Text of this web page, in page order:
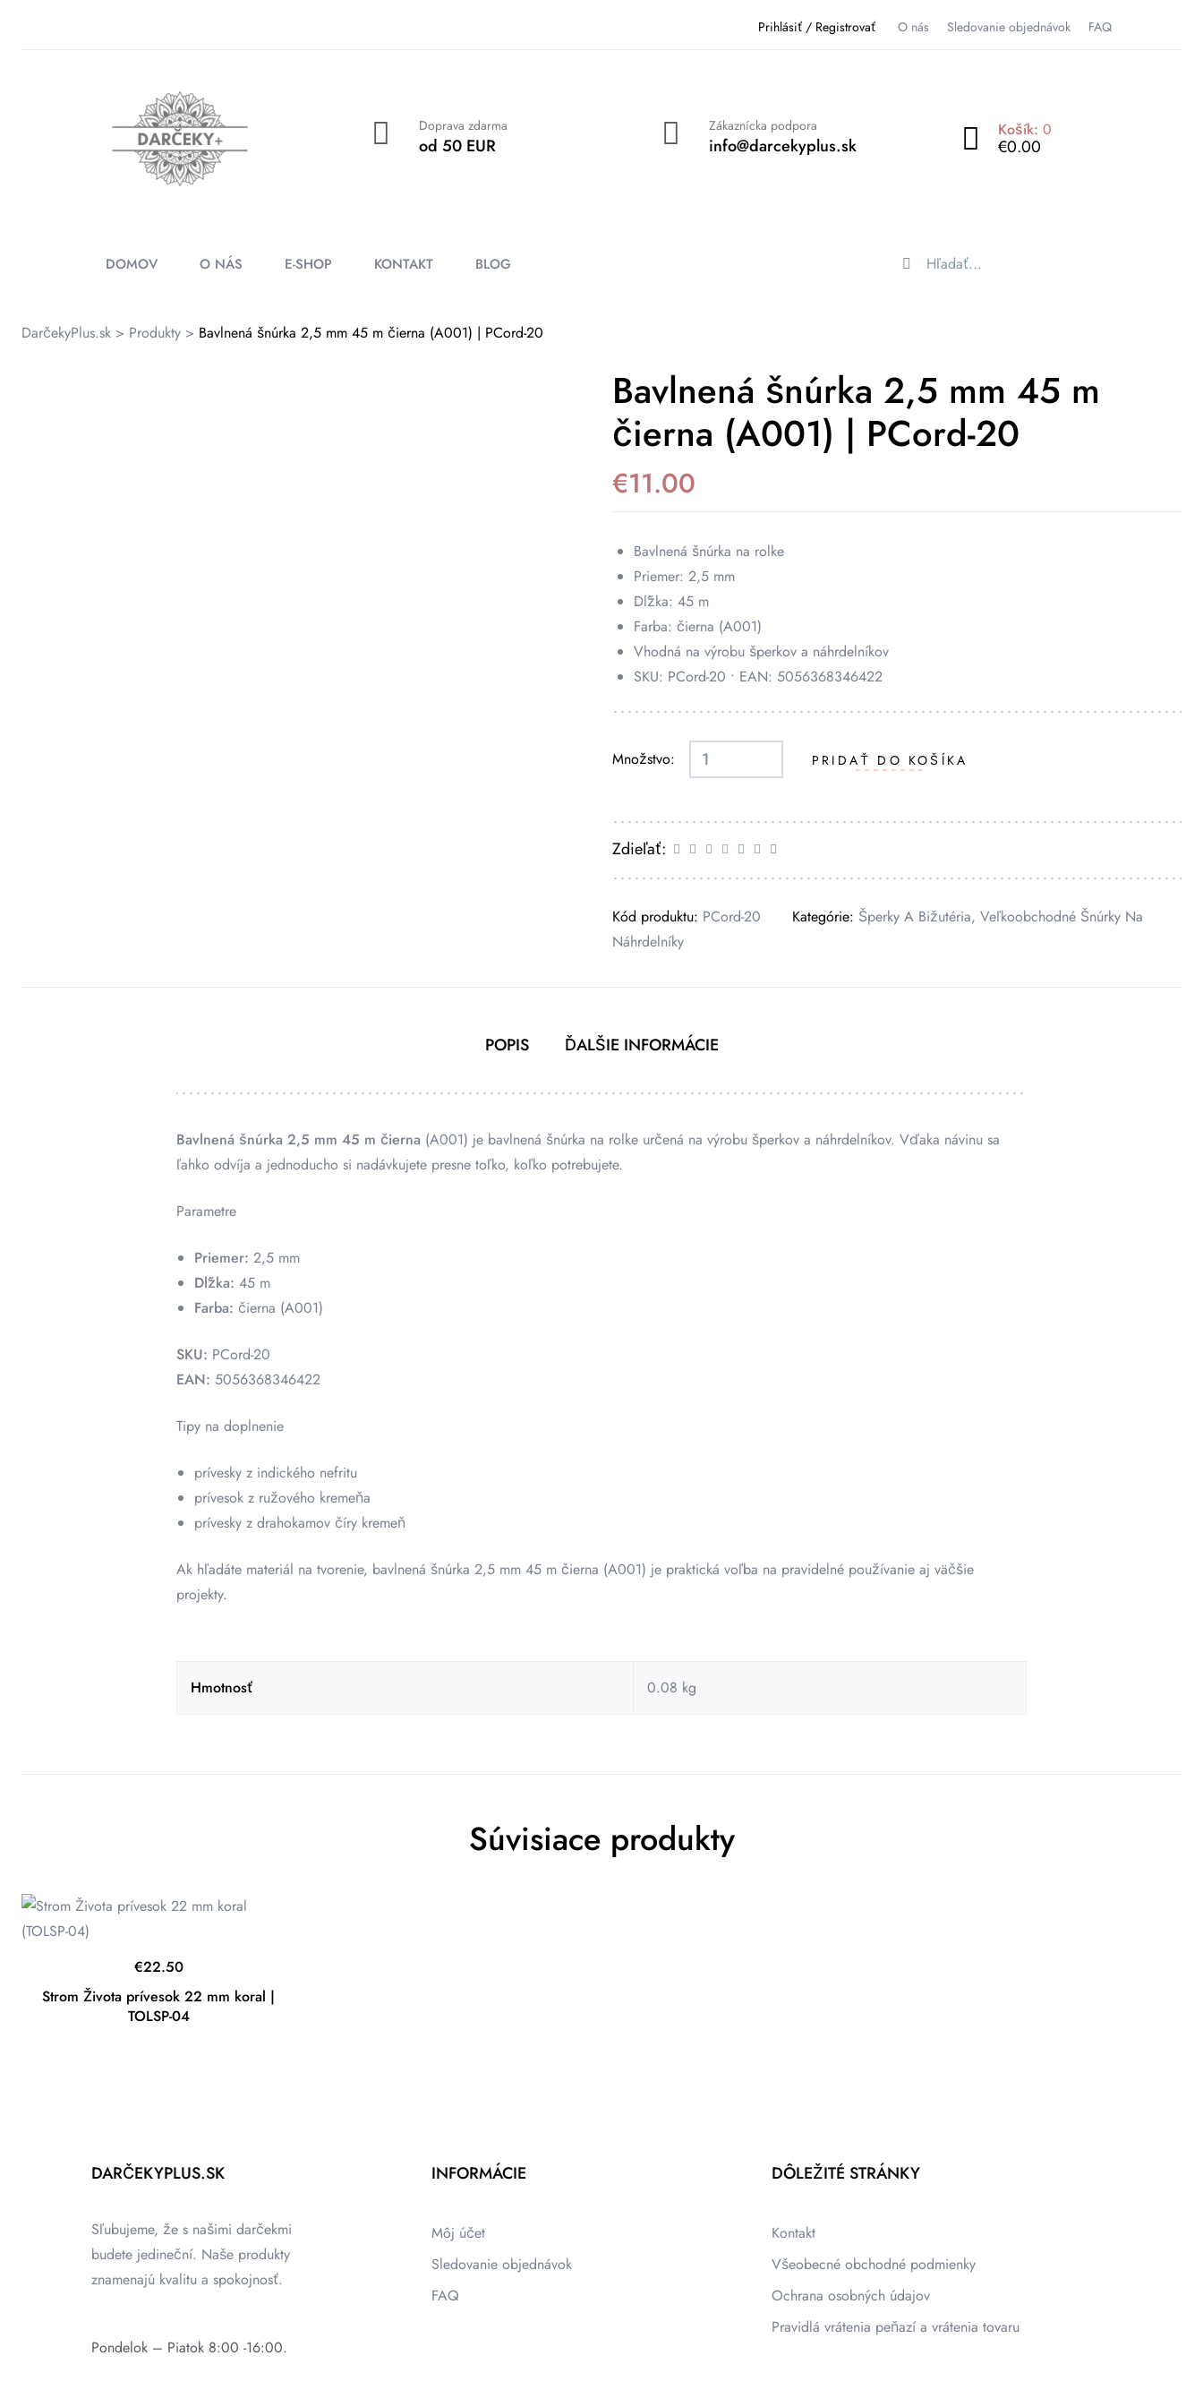
Prihlásiť / Registrovať O nás Sledovanie objednávok FAQ
Doprava zdarma
od 50 EUR
Zákaznícka podpora
info@darcekyplus.sk
Košík: 0
€0.00
DOMOV O NÁS E-SHOP KONTAKT BLOG
DarčekyPlus.sk > Produkty > Bavlnená šnúrka 2,5 mm 45 m čierna (A001) | PCord-20
Bavlnená šnúrka 2,5 mm 45 m
čierna (A001) | PCord-20
€11.00
Bavlnená šnúrka na rolke
Priemer: 2,5 mm
Dĺžka: 45 m
Farba: čierna (A001)
Vhodná na výrobu šperkov a náhrdelníkov
SKU: PCord-20 • EAN: 5056368346422
Množstvo: PRIDAŤ DO KOŠÍKA
Zdieľať:
Kód produktu: PCord-20 Kategórie: Šperky A Bižutéria, Veľkoobchodné Šnúrky Na
Náhrdelníky
POPIS ĎALŠIE INFORMÁCIE
Bavlnená šnúrka 2,5 mm 45 m čierna (A001) je bavlnená šnúrka na rolke určená na výrobu šperkov a náhrdelníkov. Vďaka návinu sa
ľahko odvíja a jednoducho si nadávkujete presne toľko, koľko potrebujete.
Parametre
Priemer: 2,5 mm
Dĺžka: 45 m
Farba: čierna (A001)
SKU: PCord-20
EAN: 5056368346422
Tipy na doplnenie
prívesky z indického nefritu
prívesok z ružového kremeňa
prívesky z drahokamov číry kremeň
Ak hľadáte materiál na tvorenie, bavlnená šnúrka 2,5 mm 45 m čierna (A001) je praktická voľba na pravidelné používanie aj väčšie
projekty.
Hmotnosť 0.08 kg
Súvisiace produkty
Strom Života prívesok 22 mm koral |
TOLSP-04
€22.50
DARČEKYPLUS.SK
Sľubujeme, že s našimi darčekmi
budete jedineční. Naše produkty
znamenajú kvalitu a spokojnosť.
Pondelok – Piatok 8:00 -16:00.
INFORMÁCIE
Môj účet
Sledovanie objednávok
FAQ
DÔLEŽITÉ STRÁNKY
Kontakt
Všeobecné obchodné podmienky
Ochrana osobných údajov
Pravidlá vrátenia peňazí a vrátenia tovaru